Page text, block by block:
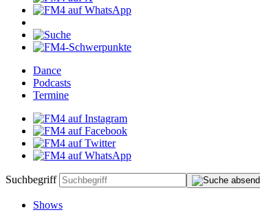
Dance
Podcasts
Termine
Suchbegriff
Shows